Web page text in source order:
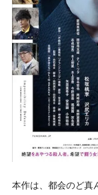
本作は、都会のど真